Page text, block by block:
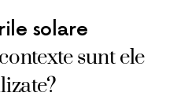
solare
sunt ele